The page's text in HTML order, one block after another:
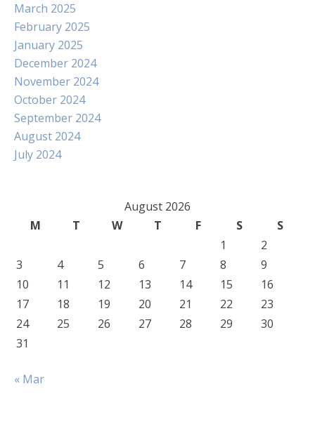
March 2025
February 2025
January 2025
December 2024
November 2024
October 2024
September 2024
August 2024
July 2024
August 2026
M
T W T F S
S
1
2
3
4 5 6 7 8
9
10
11 12 13 14 15
16
17
18 19 20 21 22
23
24
25 26 27 28 29
30
31
« Mar